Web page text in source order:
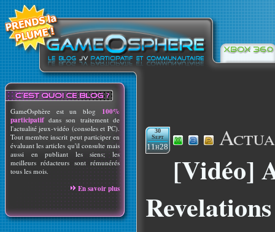
GameOsphère est un blog 100%
participatif dans son traitement de
l'actualité jeux-vidéo (consoles et PC).
Tout membre inscrit peut participer en
évaluant les articles qu'il consulte mais
aussi en publiant les siens; les
meilleurs rédacteurs sont rémunérés
tous les mois.
En savoir plus
30
Sept
11h28
[Vidéo]
Revelations